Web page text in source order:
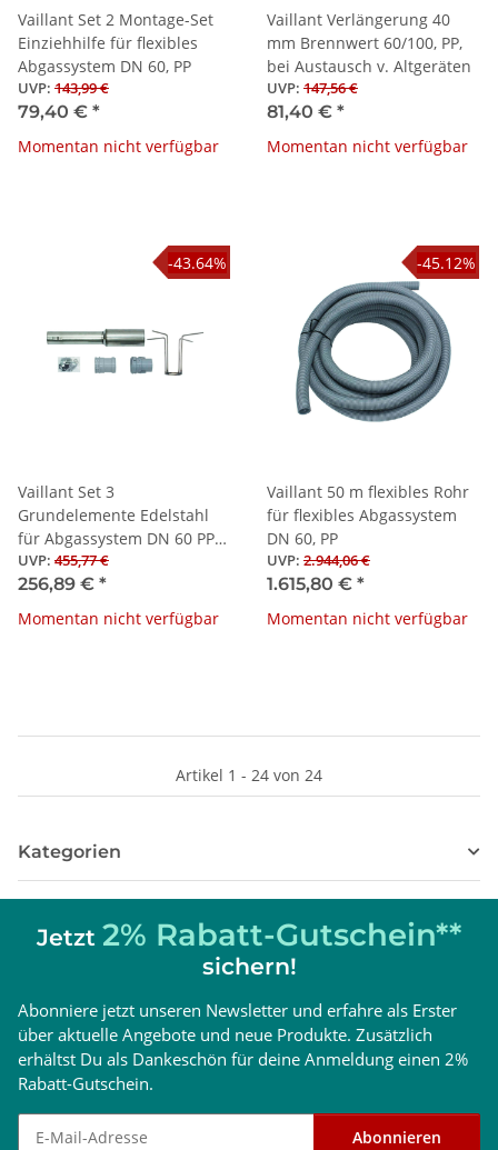
Vaillant Set 2 Montage-Set
Einziehhilfe für flexibles
Abgassystem DN 60, PP
UVP: 143,99 €
79,40 € *
Momentan nicht verfügbar
Vaillant Verlängerung 40
mm Brennwert 60/100, PP,
bei Austausch v. Altgeräten
UVP: 147,56 €
81,40 € *
Momentan nicht verfügbar
-43.64%
Vaillant Set 3
Grundelemente Edelstahl
für Abgassystem DN 60 PP
flexibel
UVP: 455,77 €
256,89 € *
Momentan nicht verfügbar
-45.12%
Vaillant 50 m flexibles Rohr
für flexibles Abgassystem
DN 60, PP
UVP: 2.944,06 €
1.615,80 € *
Momentan nicht verfügbar
Artikel 1 - 24 von 24
Kategorien
Jetzt 2% Rabatt-Gutschein**
sichern!
Abonniere jetzt unseren Newsletter und erfahre als Erster
über aktuelle Angebote und neue Produkte. Zusätzlich
erhältst Du als Dankeschön für deine Anmeldung einen 2%
Rabatt-Gutschein.
Newsletter abonnieren Abonnieren